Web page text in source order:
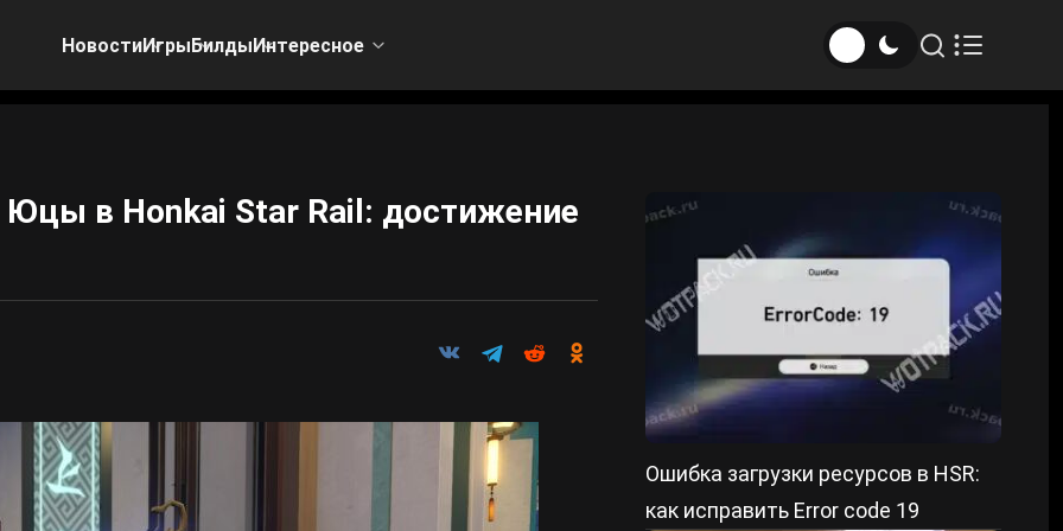
НовостиИгрыБилдыИнтересное
в Honkai Star Rail: достижение
Ошибка загрузки ресурсов в HSR:
как исправить Error code 19